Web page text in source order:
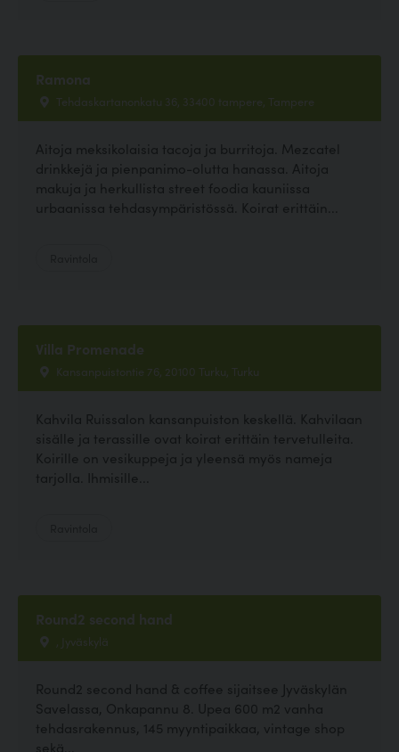
Ramona
Tehdaskartanonkatu 36, 33400 tampere, Tampere
Aitoja meksikolaisia tacoja ja burritoja. Mezcatel
drinkkejä ja pienpanimo-olutta hanassa. Aitoja
makuja ja herkullista street foodia kauniissa
urbaanissa tehdasympäristössä. Koirat erittäin...
Villa Promenade
Kansanpuistontie 76, 20100 Turku, Turku
Kahvila Ruissalon kansanpuiston keskellä. Kahvilaan
sisälle ja terassille ovat koirat erittäin tervetulleita.
Koirille on vesikuppeja ja yleensä myös nameja
tarjolla. Ihmisille...
Round2 second hand
, Jyväskylä
Round2 second hand & coffee sijaitsee Jyväskylän
Savelassa, Onkapannu 8. Upea 600 m2 vanha
tehdasrakennus, 145 myyntipaikkaa, vintage shop
sekä...